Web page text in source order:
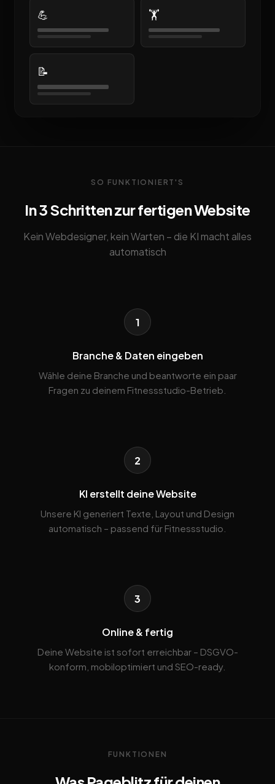
💪 🏋️
📝
SO FUNKTIONIERT'S
In 3 Schritten zur fertigen Website
Kein Webdesigner, kein Warten – die KI macht alles
automatisch
1
Branche & Daten eingeben
Wähle deine Branche und beantworte ein paar
Fragen zu deinem Fitnessstudio-Betrieb.
2
KI erstellt deine Website
Unsere KI generiert Texte, Layout und Design
automatisch – passend für Fitnessstudio.
3
Online & fertig
Deine Website ist sofort erreichbar – DSGVO-
konform, mobiloptimiert und SEO-ready.
FUNKTIONEN